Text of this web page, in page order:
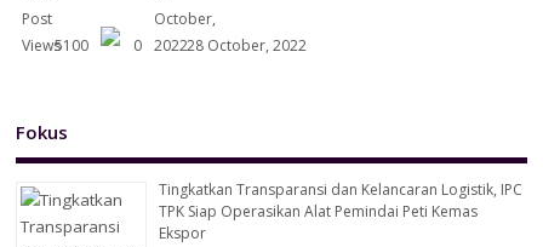
5100 0 28 October, 2022
Fokus
Tingkatkan Transparansi dan Kelancaran Logistik, IPC
TPK Siap Operasikan Alat Pemindai Peti Kemas
Ekspor